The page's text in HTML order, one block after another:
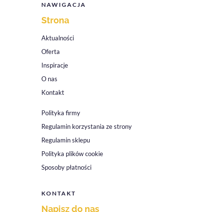
NAWIGACJA
Strona
Aktualności
Oferta
Inspiracje
O nas
Kontakt
Polityka firmy
Regulamin korzystania ze strony
Regulamin sklepu
Polityka plików cookie
Sposoby płatności
KONTAKT
Napisz do nas